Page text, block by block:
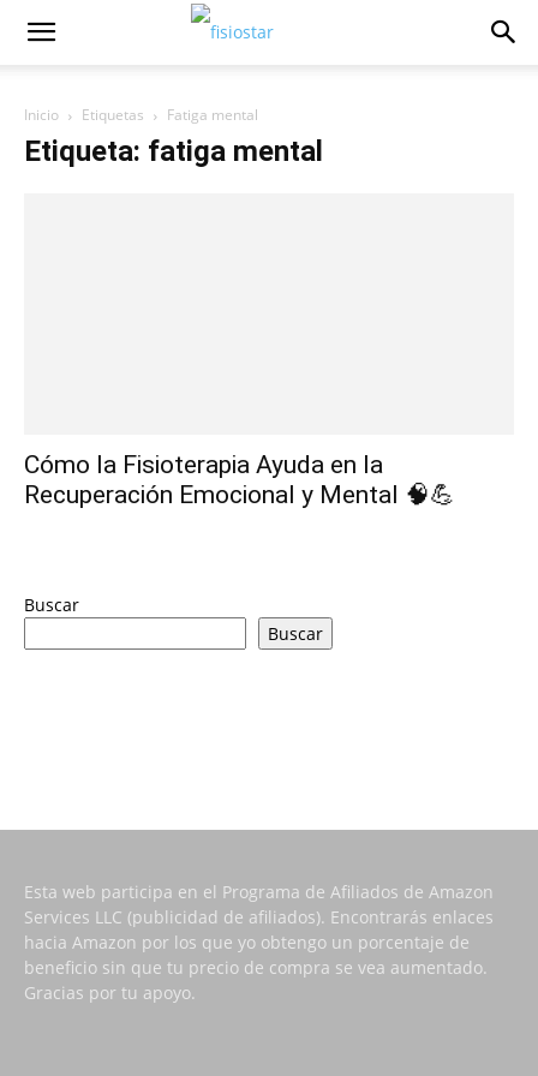
Inicio Etiquetas Fatiga mental
Etiqueta: fatiga mental
Cómo la Fisioterapia Ayuda en la
Recuperación Emocional y Mental 🧠💪
Buscar
Buscar
Esta web participa en el Programa de Afiliados de Amazon
Services LLC (publicidad de afiliados). Encontrarás enlaces
hacia Amazon por los que yo obtengo un porcentaje de
beneficio sin que tu precio de compra se vea aumentado.
Gracias por tu apoyo.